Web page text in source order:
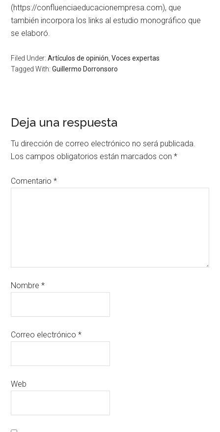
(https://confluenciaeducacionempresa.com), que
también incorpora los links al estudio monográfico que
se elaboró.
Filed Under:Artículos de opinión ,Voces expertas
Tagged With:Guillermo Dorronsoro
Deja una respuesta
Tu dirección de correo electrónico no será publicada.
Los campos obligatorios están marcados con*
Comentario*
Nombre*
Correo electrónico*
Web